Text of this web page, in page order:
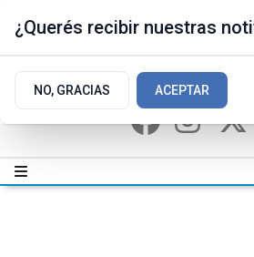
¿Querés recibir nuestras
NO, GRACIAS ACEPTAR